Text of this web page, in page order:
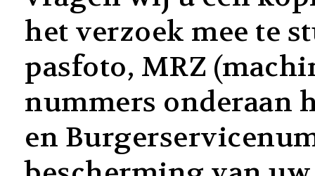
het verzoek mee te
pasfoto, MRZ
nummers onderaan
en